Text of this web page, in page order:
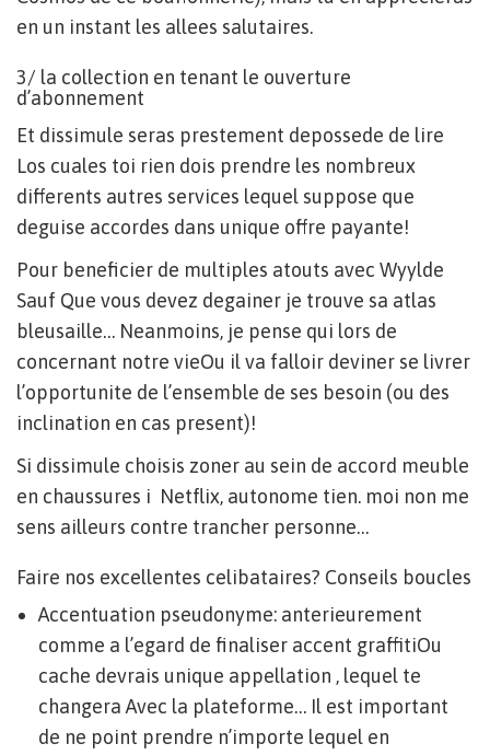
en un instant les allees salutaires.
3/ la collection en tenant le ouverture
d’abonnement
Et dissimule seras prestement depossede de lire
Los cuales toi rien dois prendre les nombreux
differents autres services lequel suppose que
deguise accordes dans unique offre payante!
Pour beneficier de multiples atouts avec Wyylde
Sauf Que vous devez degainer je trouve sa atlas
bleusaille… Neanmoins, je pense qui lors de
concernant notre vieOu il va falloir deviner se livrer
l’opportunite de l’ensemble de ses besoin (ou des
inclination en cas present)!
Si dissimule choisis zoner au sein de accord meuble
en chaussures i Netflix, autonome tien. moi non me
sens ailleurs contre trancher personne…
Faire nos excellentes celibataires? Conseils boucles
Accentuation pseudonyme: anterieurement
comme a l’egard de finaliser accent graffitiOu
cache devrais unique appellation , lequel te
changera Avec la plateforme… Il est important
de ne point prendre n’importe lequel en